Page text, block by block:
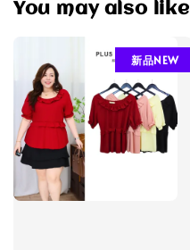
You may also like
新品NEW